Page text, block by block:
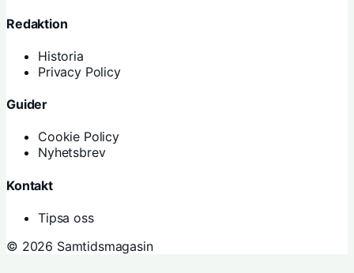
Redaktion
Historia
Privacy Policy
Guider
Cookie Policy
Nyhetsbrev
Kontakt
Tipsa oss
© 2026 Samtidsmagasin